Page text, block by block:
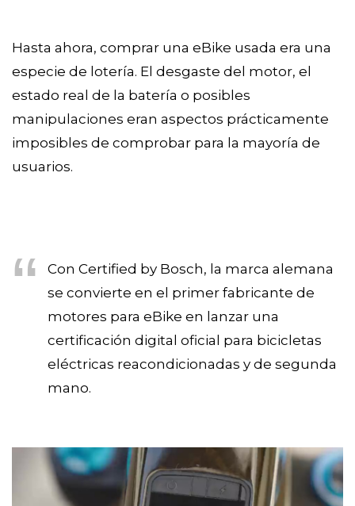
Hasta ahora, comprar una eBike usada era una
especie de lotería. El desgaste del motor, el
estado real de la batería o posibles
manipulaciones eran aspectos prácticamente
imposibles de comprobar para la mayoría de
usuarios.
Con Certified by Bosch, la marca alemana
se convierte en el primer fabricante de
motores para eBike en lanzar una
certificación digital oficial para bicicletas
eléctricas reacondicionadas y de segunda
mano.